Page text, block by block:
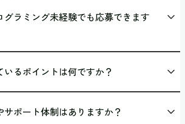
グラミング未経験でも応募できます
奇心や、コミュニケーション力を重視して
いるポイントは何ですか？
ないことを素直に聞けるコミュニケーショ
サポート体制はありますか？